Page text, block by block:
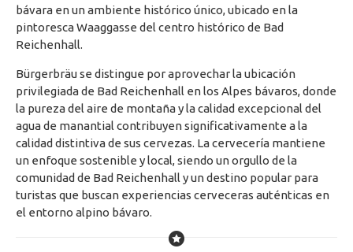
bávara en un ambiente histórico único, ubicado en la
pintoresca Waaggasse del centro histórico de Bad
Reichenhall.
Bürgerbräu se distingue por aprovechar la ubicación
privilegiada de Bad Reichenhall en los Alpes bávaros, donde
la pureza del aire de montaña y la calidad excepcional del
agua de manantial contribuyen significativamente a la
calidad distintiva de sus cervezas. La cervecería mantiene
un enfoque sostenible y local, siendo un orgullo de la
comunidad de Bad Reichenhall y un destino popular para
turistas que buscan experiencias cerveceras auténticas en
el entorno alpino bávaro.